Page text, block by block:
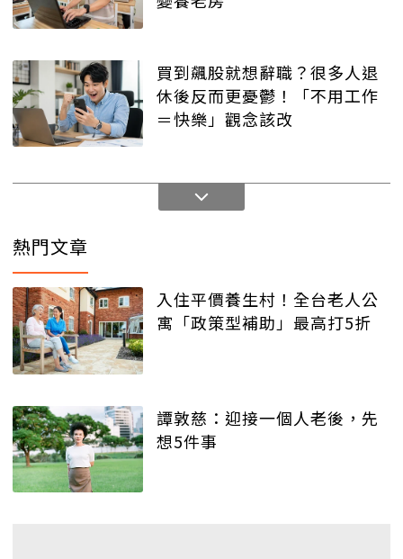
買到飆股就想辭職？很多人退
休後反而更憂鬱！「不用工作
＝快樂」觀念該改
熱門文章
入住平價養生村！全台老人公
寓「政策型補助」最高打5折
譚敦慈：迎接一個人老後，先
想5件事